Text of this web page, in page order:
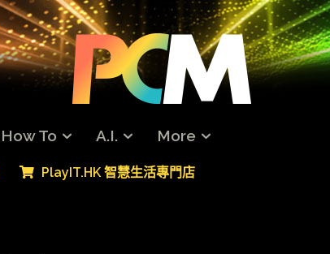
How To A.I. More
PlayIT.HK 智慧生活專門店